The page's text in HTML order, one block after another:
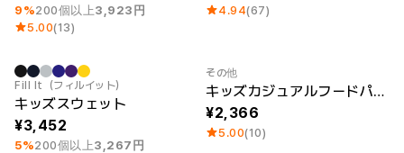
9%200個以上3,923円
5.00(13)
4.94(67)
最小注文数量 1個
Fill It（フィルイット）
キッズスウェット
3,452
5%200個以上3,267円
その他
キッズカジュアルフードパーカ（裏起毛）
2,366
5.00(10)